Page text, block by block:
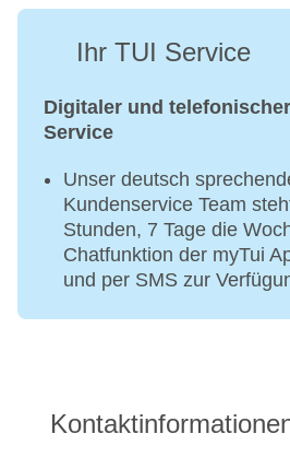
Ihr TUI Service
Digitaler und
Service
Unser deutsch
Kundenservice Team
Stunden, 7 Tage die
Chatfunktion der myTui
und per SMS zur